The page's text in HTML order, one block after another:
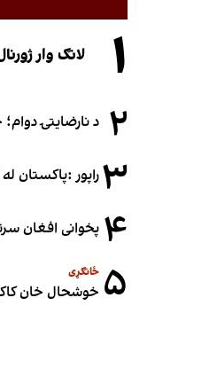
۱ لانګ وار
۲ د نارضایتۍ
۳راپور :پاکستان
۴ پخوانی افغان سرتیری؛د
۵ ځانګړی
خوشحال خان